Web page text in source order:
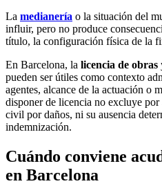
La medianería o la situación del
influir, pero no produce
título, la configuración física de la
En Barcelona, la licencia de obras
pueden ser útiles como contexto
agentes, alcance de la actuación o
disponer de licencia no excluye
civil por daños, ni su ausencia
indemnización.
Cuándo conviene
en Barcelona